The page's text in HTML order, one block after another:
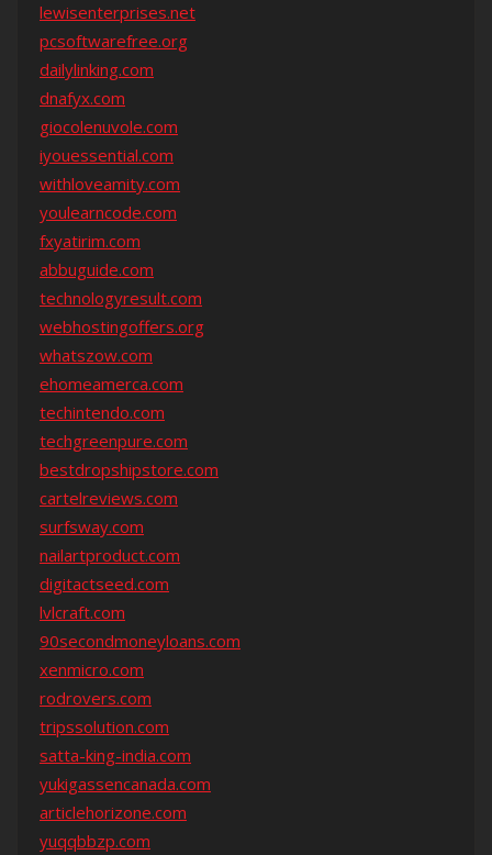
lewisenterprises.net
pcsoftwarefree.org
dailylinking.com
dnafyx.com
giocolenuvole.com
iyouessential.com
withloveamity.com
youlearncode.com
fxyatirim.com
abbuguide.com
technologyresult.com
webhostingoffers.org
whatszow.com
ehomeamerca.com
techintendo.com
techgreenpure.com
bestdropshipstore.com
cartelreviews.com
surfsway.com
nailartproduct.com
digitactseed.com
lvlcraft.com
90secondmoneyloans.com
xenmicro.com
rodrovers.com
tripssolution.com
satta-king-india.com
yukigassencanada.com
articlehorizone.com
yuqqbbzp.com